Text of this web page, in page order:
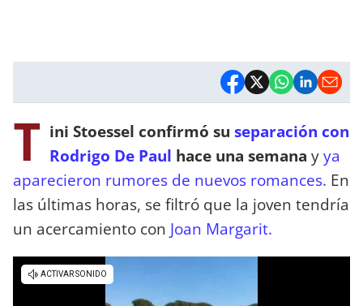
T ini Stoessel confirmó su separación con
Rodrigo De Paul hace una semana yya
aparecieron rumores de nuevos romances. En
las últimas horas, se filtró que la joven tendría
un acercamiento con Joan Margarit.